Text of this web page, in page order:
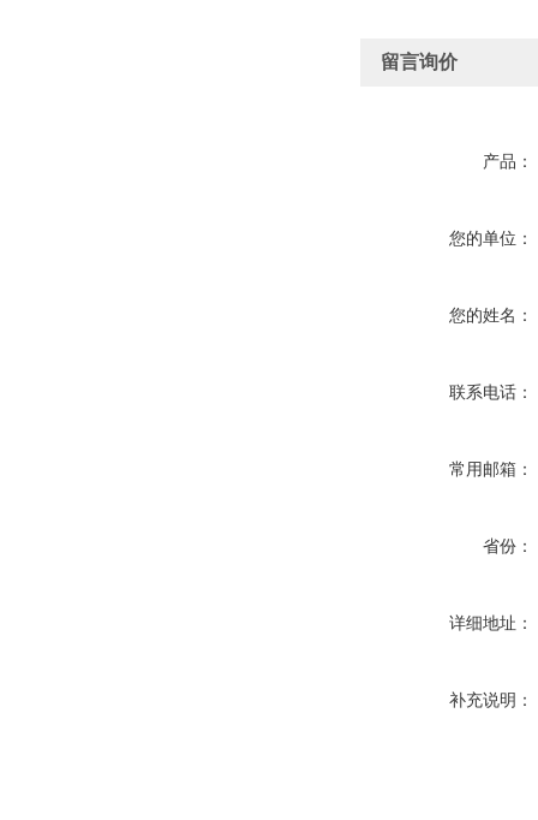
留言询价
产品：
您的单位：
您的姓名：
联系电话：
常用邮箱：
省份：
详细地址：
补充说明：